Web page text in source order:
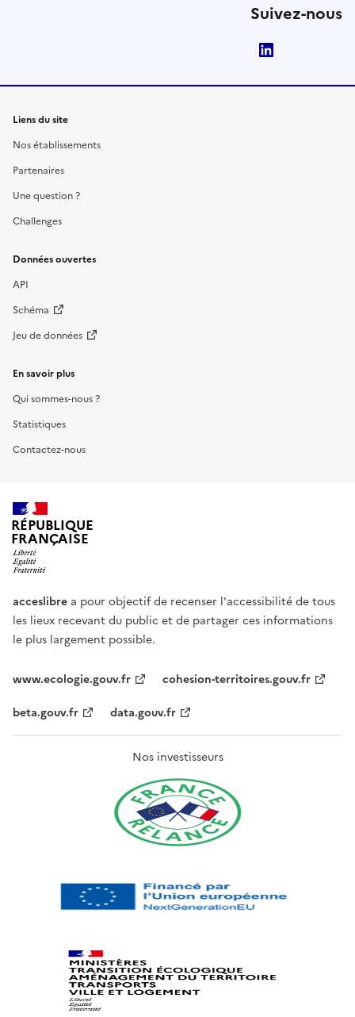
Suivez-nous
Liens du site
Nos établissements
Partenaires
Une question ?
Challenges
Données ouvertes
API
Schéma
Jeu de données
En savoir plus
Qui sommes-nous ?
Statistiques
Contactez-nous
RÉPUBLIQUE
FRANÇAISE
acceslibre a pour objectif de recenser l'accessibilité de tous
les lieux recevant du public et de partager ces informations
le plus largement possible.
www.ecologie.gouv.fr
cohesion-territoires.gouv.fr
beta.gouv.fr
data.gouv.fr
Nos investisseurs